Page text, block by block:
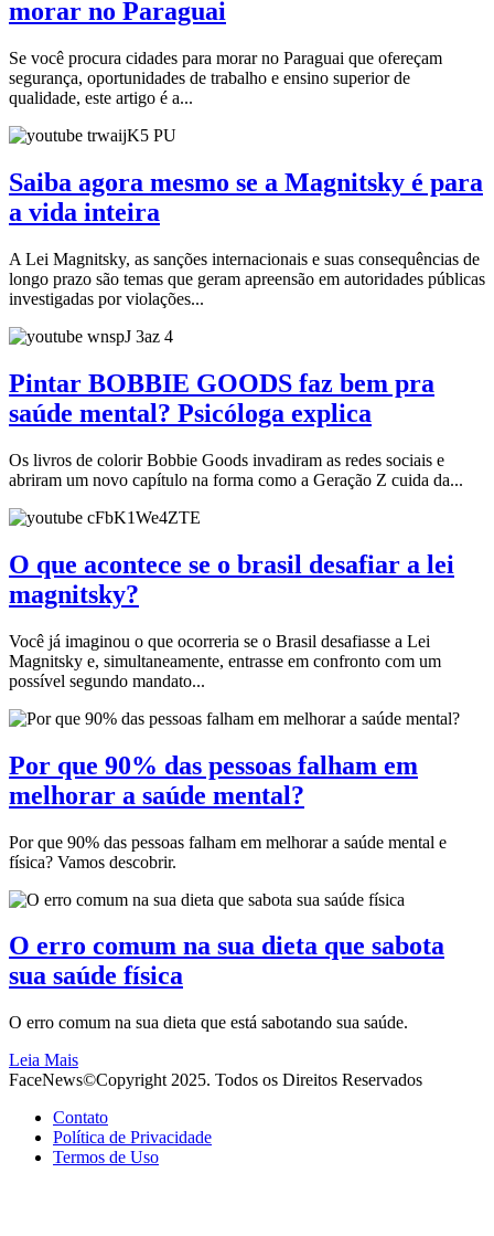
morar no Paraguai
Se você procura cidades para morar no Paraguai que ofereçam
segurança, oportunidades de trabalho e ensino superior de
qualidade, este artigo é a...
Saiba agora mesmo se a Magnitsky é para
a vida inteira
A Lei Magnitsky, as sanções internacionais e suas consequências de
longo prazo são temas que geram apreensão em autoridades públicas
investigadas por violações...
Pintar BOBBIE GOODS faz bem pra
saúde mental? Psicóloga explica
Os livros de colorir Bobbie Goods invadiram as redes sociais e
abriram um novo capítulo na forma como a Geração Z cuida da...
O que acontece se o brasil desafiar a lei
magnitsky?
Você já imaginou o que ocorreria se o Brasil desafiasse a Lei
Magnitsky e, simultaneamente, entrasse em confronto com um
possível segundo mandato...
Por que 90% das pessoas falham em
melhorar a saúde mental?
Por que 90% das pessoas falham em melhorar a saúde mental e
física? Vamos descobrir.
O erro comum na sua dieta que sabota
sua saúde física
O erro comum na sua dieta que está sabotando sua saúde.
Leia Mais
FaceNews©Copyright 2025. Todos os Direitos Reservados
Contato
Política de Privacidade
Termos de Uso